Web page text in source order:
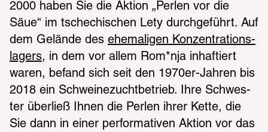
2000 haben Sie die Aktion „Perlen vor die
Säue“ im tsche­chi­schen Lety durch­ge­führt. Auf
dem Gelände des ehema­li­gen Konzen­tra­ti­ons­
la­gers, in dem vor allem Rom*nja inhaf­tiert
waren, befand sich seit den 1970er-Jahren bis
2018 ein Schwei­ne­zucht­be­trieb. Ihre Schwes­
ter über­ließ Ihnen die Perlen ihrer Kette, die
Sie dann in einer perfor­ma­ti­ven Aktion vor das